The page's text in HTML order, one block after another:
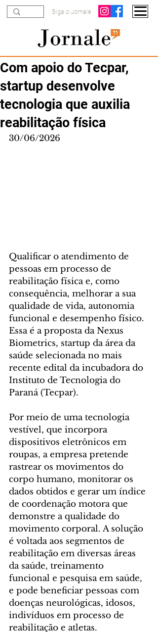
Siga o Jornale
Com apoio do Tecpar,
startup desenvolve
tecnologia que auxilia
reabilitação física
30/06/2026
Qualificar o atendimento de
pessoas em processo de
reabilitação física e, como
consequência, melhorar a sua
qualidade de vida, autonomia
funcional e desempenho físico.
Essa é a proposta da Nexus
Biometrics, startup da área da
saúde selecionada no mais
recente edital da incubadora do
Instituto de Tecnologia do
Paraná (Tecpar).
Por meio de uma tecnologia
vestível, que incorpora
dispositivos eletrônicos em
roupas, a empresa pretende
rastrear os movimentos do
corpo humano, monitorar os
dados obtidos e gerar um índice
de coordenação motora que
demonstre a qualidade do
movimento corporal. A solução
é voltada aos segmentos de
reabilitação em diversas áreas
da saúde, treinamento
funcional e pesquisa em saúde,
e pode beneficiar pessoas com
doenças neurológicas, idosos,
indivíduos em processo de
reabilitação e atletas.